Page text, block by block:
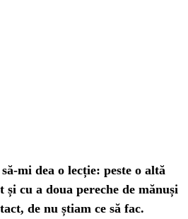
mi dea o lecție: peste o altă
cu a doua pereche de mănuși
de nu știam ce să fac.